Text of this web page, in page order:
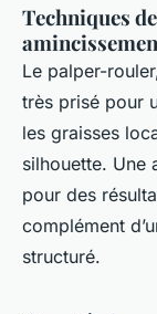
Techniques
Le palper-
très prisé pour
les graisses
silhouette. Une
pour des
complément
structuré.